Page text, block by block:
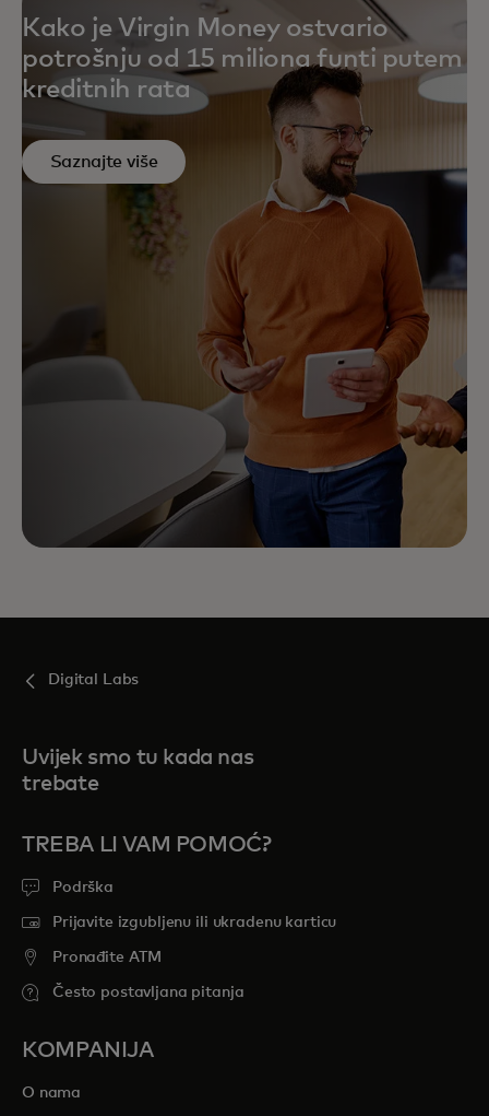
Kako je Virgin Money ostvario
potrošnju od 15 miliona funti putem
kreditnih rata
Saznajte više
Digital Labs
Uvijek smo tu kada nas
trebate
TREBA LI VAM POMOĆ?
Podrška
Prijavite izgubljenu ili ukradenu karticu
Pronađite ATM
Često postavljana pitanja
KOMPANIJA
O nama